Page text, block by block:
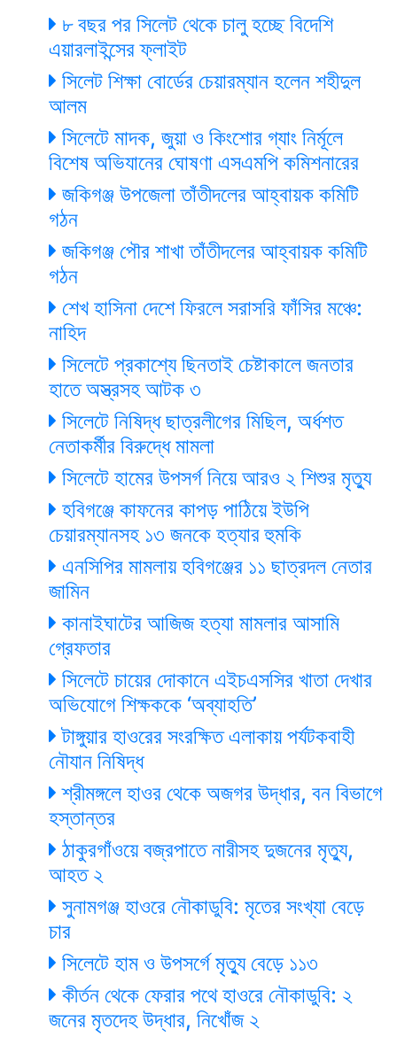
৮ বছর পর সিলেট থেকে চালু হচ্ছে বিদেশি
এয়ারলাইন্সের ফ্লাইট
সিলেট শিক্ষা বোর্ডের চেয়ারম্যান হলেন শহীদুল
আলম
সিলেটে মাদক, জুয়া ও কিংশোর গ্যাং নির্মূলে
বিশেষ অভিযানের ঘোষণা এসএমপি কমিশনারের
জকিগঞ্জ উপজেলা তাঁতীদলের আহ্বায়ক কমিটি
গঠন
জকিগঞ্জ পৌর শাখা তাঁতীদলের আহ্বায়ক কমিটি
গঠন
শেখ হাসিনা দেশে ফিরলে সরাসরি ফাঁসির মঞ্চে:
নাহিদ
সিলেটে প্রকাশ্যে ছিনতাই চেষ্টাকালে জনতার
হাতে অস্ত্রসহ আটক ৩
সিলেটে নিষিদ্ধ ছাত্রলীগের মিছিল, অর্ধশত
নেতাকর্মীর বিরুদ্ধে মামলা
সিলেটে হামের উপসর্গ নিয়ে আরও ২ শিশুর মৃত্যু
হবিগঞ্জে কাফনের কাপড় পাঠিয়ে ইউপি
চেয়ারম্যানসহ ১৩ জনকে হত্যার হুমকি
এনসিপির মামলায় হবিগঞ্জের ১১ ছাত্রদল নেতার
জামিন
কানাইঘাটের আজিজ হত্যা মামলার আসামি
গ্রেফতার
সিলেটে চায়ের দোকানে এইচএসসির খাতা দেখার
অভিযোগে শিক্ষককে ‘অব্যাহতি’
টাঙ্গুয়ার হাওরের সংরক্ষিত এলাকায় পর্যটকবাহী
নৌযান নিষিদ্ধ
শ্রীমঙ্গলে হাওর থেকে অজগর উদ্ধার, বন বিভাগে
হস্তান্তর
ঠাকুরগাঁওয়ে বজ্রপাতে নারীসহ দুজনের মৃত্যু,
আহত ২
সুনামগঞ্জ হাওরে নৌকাডুবি: মৃতের সংখ্যা বেড়ে
চার
সিলেটে হাম ও উপসর্গে মৃত্যু বেড়ে ১১৩
কীর্তন থেকে ফেরার পথে হাওরে নৌকাডুবি: ২
জনের মৃতদেহ উদ্ধার, নিখোঁজ ২